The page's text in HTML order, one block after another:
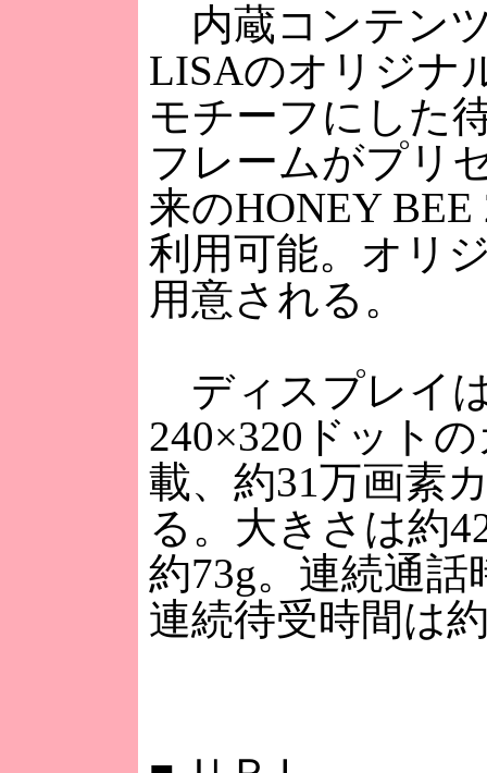
内蔵コンテン
LISAのオリジナ
モチーフにした
フレームがプリ
来のHONEY
利用可能。オリ
用意される。
ディスプレイ
240×320ドット
載、約31万画素
る。大きさは約
約73g。連続通話
連続待受時間は